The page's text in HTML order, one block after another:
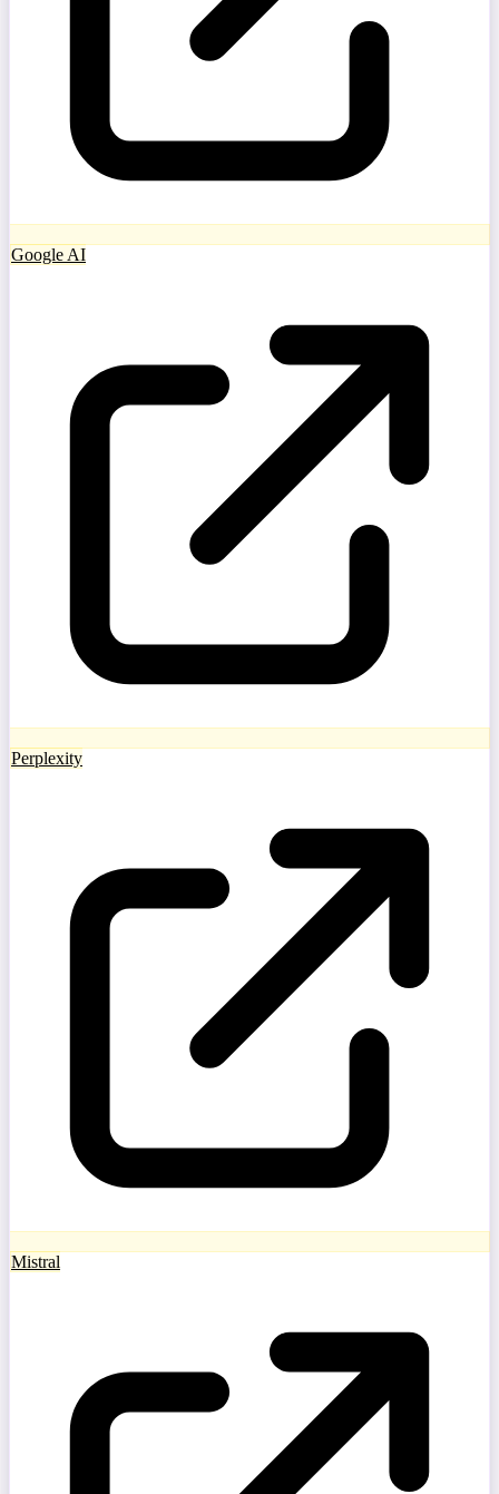
Google AI
Perplexity
Mistral